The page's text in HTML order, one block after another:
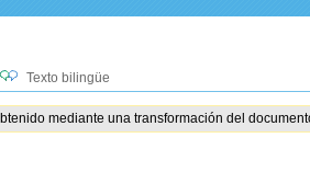
Texto bilingüe
mediante una transformación del